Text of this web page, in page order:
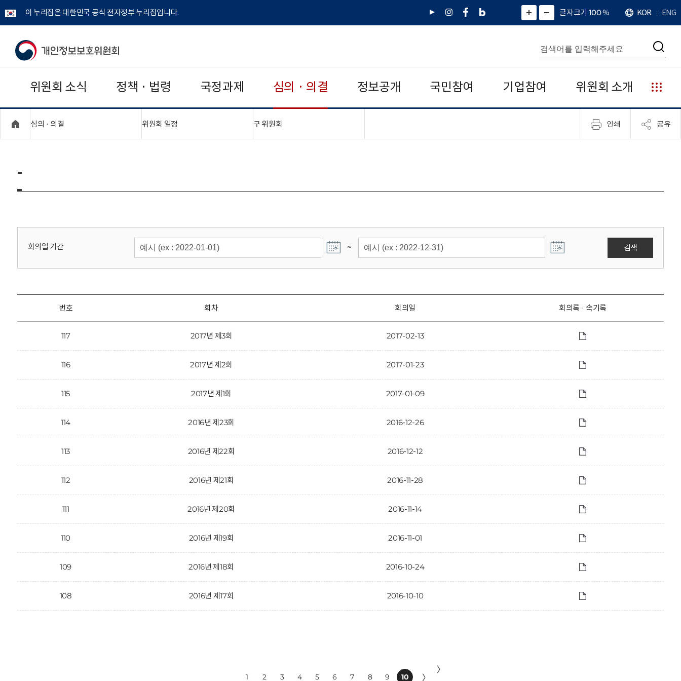
이 누리집은 대한민국 공식 전자정부 누리집입니다.
유
인
페
네
그
)
화
면
면
소
확
대
치
글자크기 100%
언
어
KOR ENG
개
보
보
위
회
통
합
검
색
검
위원회 소식 정책 · 법령 국정과제 심의 · 의결 정보공개 국민참여 기업참여 위원회 소개
누
리
집
안
심의 · 의결 위원회 일정 구 위원회 인쇄 공유
-
회의일 기간 ~ 검색
번호 회차 회의일 회의록 · 속기록
117 2017년 제3회 2017-02-13
116 2017년 제2회 2017-01-23
115 2017년 제1회 2017-01-09
114 2016년 제23회 2016-12-26
113 2016년 제22회 2016-12-12
112 2016년 제21회 2016-11-28
111 2016년 제20회 2016-11-14
110 2016년 제19회 2016-11-01
109 2016년 제18회 2016-10-24
108 2016년 제17회 2016-10-10
1 2 3 4 5 6 7 8 9 10 〉
〉